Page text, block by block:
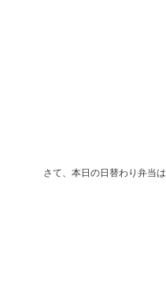
さて、本日の日替わり弁当は